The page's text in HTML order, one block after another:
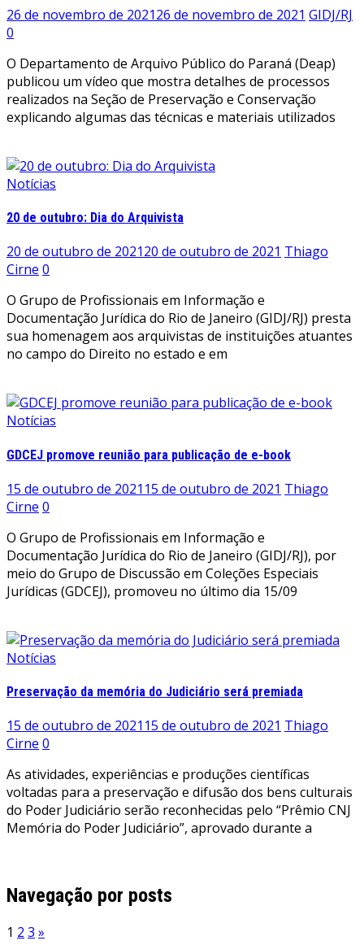
26 de novembro de 202126 de novembro de 2021 GIDJ/RJ
0
O Departamento de Arquivo Público do Paraná (Deap)
publicou um vídeo que mostra detalhes de processos
realizados na Seção de Preservação e Conservação
explicando algumas das técnicas e materiais utilizados
Notícias
20 de outubro: Dia do Arquivista
20 de outubro de 202120 de outubro de 2021 Thiago
Cirne 0
O Grupo de Profissionais em Informação e
Documentação Jurídica do Rio de Janeiro (GIDJ/RJ) presta
sua homenagem aos arquivistas de instituições atuantes
no campo do Direito no estado e em
Notícias
GDCEJ promove reunião para publicação de e-book
15 de outubro de 2021 15 de outubro de 2021 Thiago
Cirne 0
O Grupo de Profissionais em Informação e
Documentação Jurídica do Rio de Janeiro (GIDJ/RJ), por
meio do Grupo de Discussão em Coleções Especiais
Jurídicas (GDCEJ), promoveu no último dia 15/09
Notícias
Preservação da memória do Judiciário será premiada
15 de outubro de 2021 15 de outubro de 2021 Thiago
Cirne 0
As atividades, experiências e produções científicas
voltadas para a preservação e difusão dos bens culturais
do Poder Judiciário serão reconhecidas pelo “Prêmio CNJ
Memória do Poder Judiciário”, aprovado durante a
Navegação por posts
1 2 3 »